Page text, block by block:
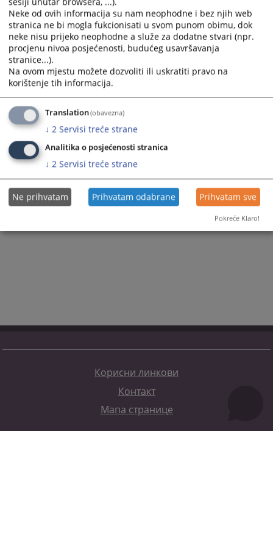
Вијест доступна још на: Bosanski jezik
17ПРЕГЛЕДА
Корисни линкови
Контакт
Мапа странице
Neke od ovih informacija su nam neophodne i bez njih web
stranica ne bi mogla fukcionisati u svom punom obimu, dok
neke nisu prijeko neophodne a služe za dodatne stvari (npr.
procjenu nivoa posjećenosti, budućeg usavršavanja
stranice...).
Na ovom mjestu možete dozvoliti ili uskratiti pravo na
korištenje tih informacija.
Translation(obavezna)
↓ 2 Servisi treće strane
Analitika o posjećenosti stranica
↓ 2 Servisi treće strane
Ne prihvatam Prihvatam odabrane Prihvatam sve
Pokreće Klaro!